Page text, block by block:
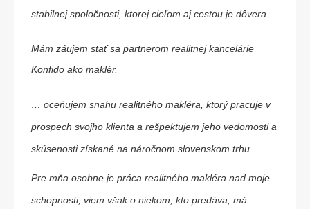
stabilnej spoločnosti, ktorej cieľom aj cestou je dôvera.
Mám záujem stať sa partnerom realitnej kancelárie
Konfido ako maklér.
… oceňujem snahu realitného makléra, ktorý pracuje v
prospech svojho klienta a rešpektujem jeho vedomosti a
skúsenosti získané na náročnom slovenskom trhu.
Pre mňa osobne je práca realitného makléra nad moje
schopnosti, viem však o niekom, kto predáva, má